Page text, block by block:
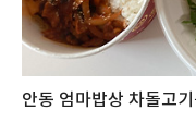
안동 엄마밥상 차돌고